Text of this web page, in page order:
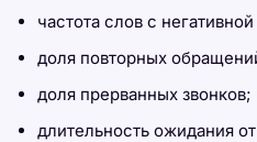
частота слов с
доля повторных
доля прерванных звонков;
длительность ожидания